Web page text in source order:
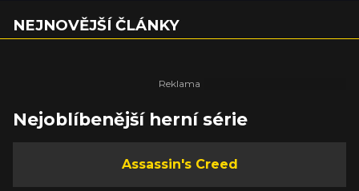
NEJNOVĚJŠÍ ČLÁNKY
Nejoblíbenější herní série
Assassin's Creed